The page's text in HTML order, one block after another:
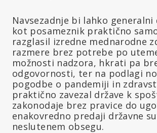
Navsezadnje bi lahko
kot posameznik praktično
razglasil izredne mednarodne
razmere brez potrebe po
možnosti nadzora, hkrati pa
odgovornosti, ter na podlagi
pogodbe o pandemiji in
praktično zavezal države k
zakonodaje brez pravice do
enakovredno predaji državne
neslutenem obsegu.